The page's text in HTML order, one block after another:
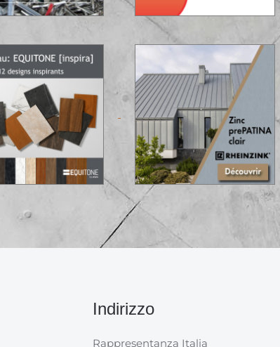
Indirizzo
Rappresentanza Italia